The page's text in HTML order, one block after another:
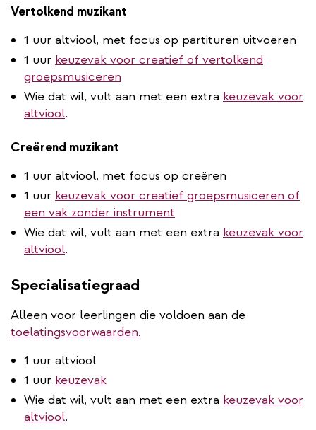
Vertolkend muzikant
1 uur altviool, met focus op partituren uitvoeren
1 uur keuzevak voor creatief of vertolkend
groepsmusiceren
Wie dat wil, vult aan met een extra keuzevak voor
altviool.
Creërend muzikant
1 uur altviool, met focus op creëren
1 uur keuzevak voor creatief groepsmusiceren of
een vak zonder instrument
Wie dat wil, vult aan met een extra keuzevak voor
altviool.
Specialisatiegraad
Alleen voor leerlingen die voldoen aan de
toelatingsvoorwaarden.
1 uur altviool
1 uur keuzevak
Wie dat wil, vult aan met een extra keuzevak voor
altviool.